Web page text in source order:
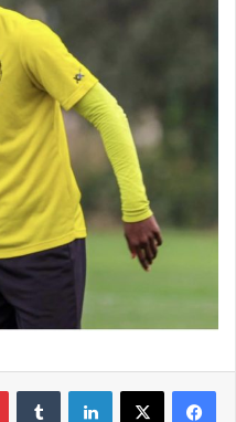
لينكدإن